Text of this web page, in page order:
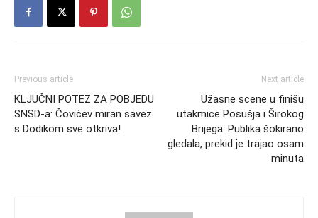
Previous article
KLJUČNI POTEZ ZA POBJEDU
SNSD-a: Čovićev miran savez
s Dodikom sve otkriva!
Next article
Užasne scene u finišu
utakmice Posušja i Širokog
Brijega: Publika šokirano
gledala, prekid je trajao osam
minuta